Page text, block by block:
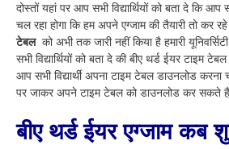
दोस्तों यहां पर आप सभी विद्यार्थियों को बता दे कि आप
चल रहा होगा कि हम अपने एग्जाम की तैयारी तो कर
टेबलको अभी तक जारी नहीं किया है हमारी
सभी विद्यार्थियों को बता दे की बीए थर्ड ईयर टाइम
आप सभी विद्यार्थी अपना टाइम टेबल डाउनलोड करना
पर जाकर अपने टाइम टेबल को डाउनलोड कर सकते
बीए थर्ड ईयर एग्जाम कब